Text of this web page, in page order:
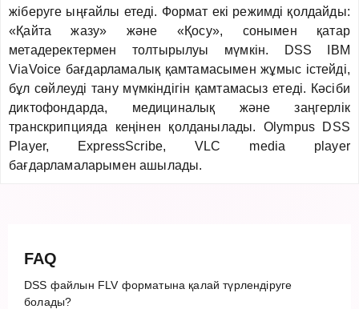
жіберуге ыңғайлы етеді. Формат екі режимді қолдайды:
«Қайта жазу» және «Қосу», сонымен қатар
метадеректермен толтырылуы мүмкін. DSS IBM
ViaVoice бағдарламалық қамтамасымен жұмыс істейді,
бұл сөйлеуді тану мүмкіндігін қамтамасыз етеді. Кәсіби
диктофондарда, медициналық және заңгерлік
транскрипцияда кеңінен қолданылады. Olympus DSS
Player, ExpressScribe, VLC media player
бағдарламаларымен ашылады.
FAQ
DSS файлын FLV форматына қалай түрлендіруге
болады?